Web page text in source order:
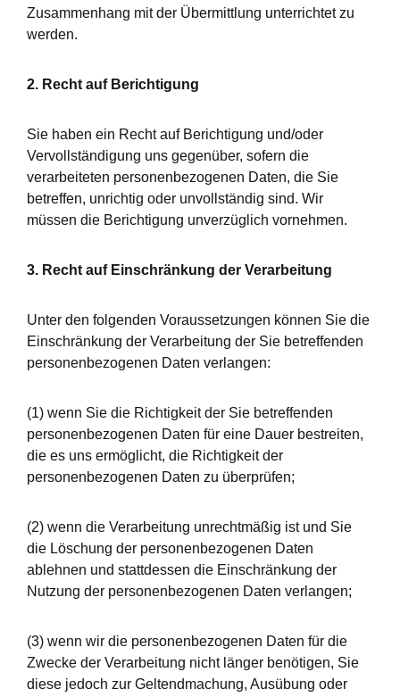
Zusammenhang mit der Übermittlung unterrichtet zu
werden.
2. Recht auf Berichtigung
Sie haben ein Recht auf Berichtigung und/oder
Vervollständigung uns gegenüber, sofern die
verarbeiteten personenbezogenen Daten, die Sie
betreffen, unrichtig oder unvollständig sind. Wir
müssen die Berichtigung unverzüglich vornehmen.
3. Recht auf Einschränkung der Verarbeitung
Unter den folgenden Voraussetzungen können Sie die
Einschränkung der Verarbeitung der Sie betreffenden
personenbezogenen Daten verlangen:
(1) wenn Sie die Richtigkeit der Sie betreffenden
personenbezogenen Daten für eine Dauer bestreiten,
die es uns ermöglicht, die Richtigkeit der
personenbezogenen Daten zu überprüfen;
(2) wenn die Verarbeitung unrechtmäßig ist und Sie
die Löschung der personenbezogenen Daten
ablehnen und stattdessen die Einschränkung der
Nutzung der personenbezogenen Daten verlangen;
(3) wenn wir die personenbezogenen Daten für die
Zwecke der Verarbeitung nicht länger benötigen, Sie
diese jedoch zur Geltendmachung, Ausübung oder